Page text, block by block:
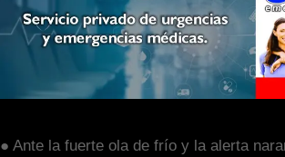
● Ante la fuerte ola de frío y la alerta